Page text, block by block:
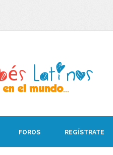
FOROS REGÍSTRATE